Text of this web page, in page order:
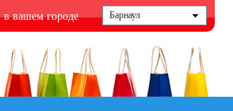
в вашем городе